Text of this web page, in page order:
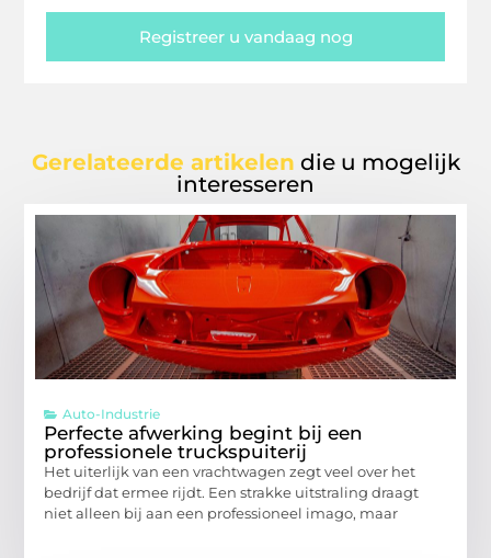
Registreer u vandaag nog
Gerelateerde artikelen die u mogelijk
interesseren
Auto-Industrie
Perfecte afwerking begint bij een
professionele truckspuiterij
Het uiterlijk van een vrachtwagen zegt veel over het
bedrijf dat ermee rijdt. Een strakke uitstraling draagt
niet alleen bij aan een professioneel imago, maar